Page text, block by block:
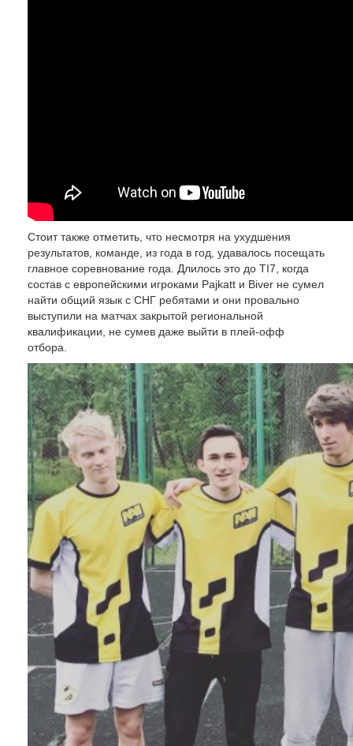
Стоит также отметить, что несмотря на ухудшения
результатов, команде, из года в год, удавалось посещать
главное соревнование года. Длилось это до TI7, когда
состав с европейскими игроками Pajkatt и Biver не сумел
найти общий язык с СНГ ребятами и они провально
выступили на матчах закрытой региональной
квалификации, не сумев даже выйти в плей-офф
отбора.